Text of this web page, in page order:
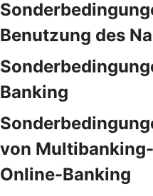
Benutzung des
Banking
von
Online-Banking